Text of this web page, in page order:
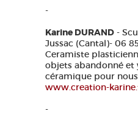
-
Karine DURAND -
Jussac (Cantal)- 06
Ceramiste
objets abandonné et
céramique pour
www.creation-
-